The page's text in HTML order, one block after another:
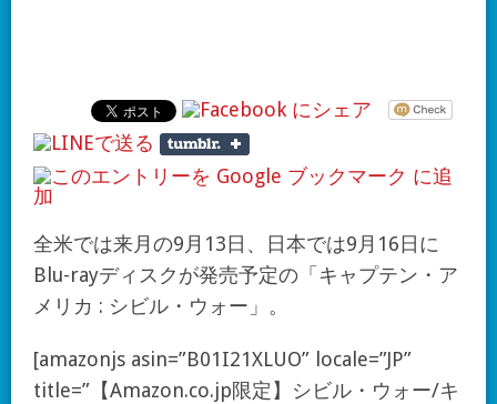
全米では来月の9月13日、日本では9月16日に
Blu-rayディスクが発売予定の「キャプテン・ア
メリカ : シビル・ウォー」。
[amazonjs asin=”B01I21XLUO” locale=”JP”
title=”【Amazon.co.jp限定】シビル・ウォー/キ